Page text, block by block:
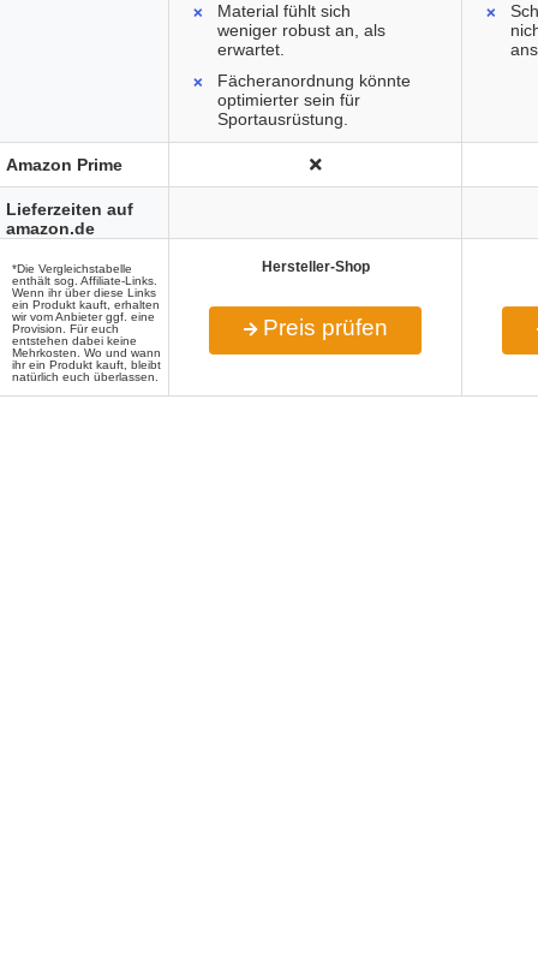
Material fühlt sich
weniger robust an, als
erwartet.
Fächeranordnung könnte
optimierter sein für
Sportausrüstung.
Hersteller-Shop
Preis prüfen
Amazon Prime
Lieferzeiten auf
amazon.de
*Die Vergleichstabelle
enthält sog. Affiliate-Links.
Wenn ihr über diese Links
ein Produkt kauft, erhalten
wir vom Anbieter ggf. eine
Provision. Für euch
entstehen dabei keine
Mehrkosten. Wo und wann
ihr ein Produkt kauft, bleibt
natürlich euch überlassen.